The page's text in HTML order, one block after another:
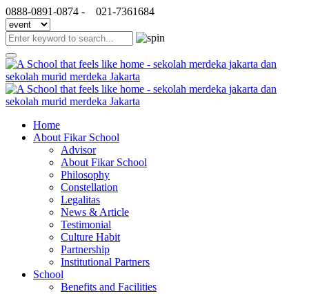
0888-0891-0874 - 021-7361684
Home
About Fikar School
Advisor
About Fikar School
Philosophy
Constellation
Legalitas
News & Article
Testimonial
Culture Habit
Partnership
Institutional Partners
School
Benefits and Facilities